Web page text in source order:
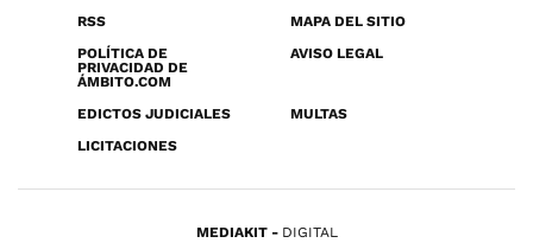
RSS
MAPA DEL SITIO
POLÍTICA DE
PRIVACIDAD DE
ÁMBITO.COM
AVISO LEGAL
EDICTOS JUDICIALES
MULTAS
LICITACIONES
MEDIAKIT DIGITAL